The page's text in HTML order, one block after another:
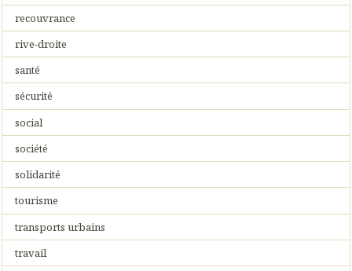
recouvrance
rive-droite
santé
sécurité
social
société
solidarité
tourisme
transports urbains
travail